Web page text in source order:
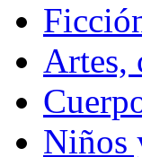
Artes,
Niños